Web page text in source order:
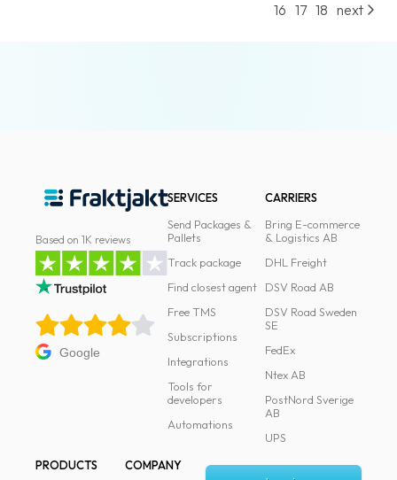
16 17 18 next
Based on 1K reviews
Google
SERVICES
Send Packages &
Pallets
Track package
Find closest agent
Free TMS
Subscriptions
Integrations
Tools for
developers
Automations
CARRIERS
Bring E-commerce
& Logistics AB
DHL Freight
DSV Road AB
DSV Road Sweden
SE
FedEx
Ntex AB
PostNord Sverige
AB
UPS
PRODUCTS
COMPANY